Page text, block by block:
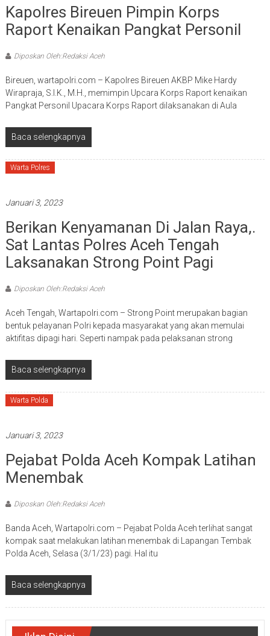
Kapolres Bireuen Pimpin Korps
Raport Kenaikan Pangkat Personil
Diposkan Oleh:Redaksi Aceh
Bireuen, wartapolri.com – Kapolres Bireuen AKBP Mike Hardy
Wirapraja, S.I.K., M.H., memimpin Upcara Korps Raport kenaikan
Pangkat Personil Upacara Korps Raport dilaksanakan di Aula
Baca selengkapnya
Warta Polres
Januari 3, 2023
Berikan Kenyamanan Di Jalan Raya,.
Sat Lantas Polres Aceh Tengah
Laksanakan Strong Point Pagi
Diposkan Oleh:Redaksi Aceh
Aceh Tengah, Wartapolri.com – Strong Point merupakan bagian
bentuk pelayanan Polri kepada masyarakat yang akan memulai
aktifitas dipagi hari. Seperti nampak pada pelaksanan strong
Baca selengkapnya
Warta Polda
Januari 3, 2023
Pejabat Polda Aceh Kompak Latihan
Menembak
Diposkan Oleh:Redaksi Aceh
Banda Aceh, Wartapolri.com – Pejabat Polda Aceh terlihat sangat
kompak saat melakukan latihan menembak di Lapangan Tembak
Polda Aceh, Selasa (3/1/23) pagi. Hal itu
Baca selengkapnya